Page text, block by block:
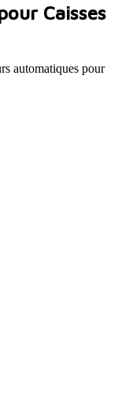
Caisses
automatiques pour